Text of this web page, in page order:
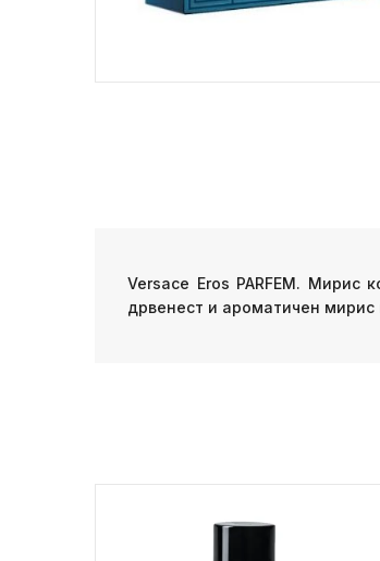
Versace Eros PARFEM. Мирис
дрвенест и ароматичен